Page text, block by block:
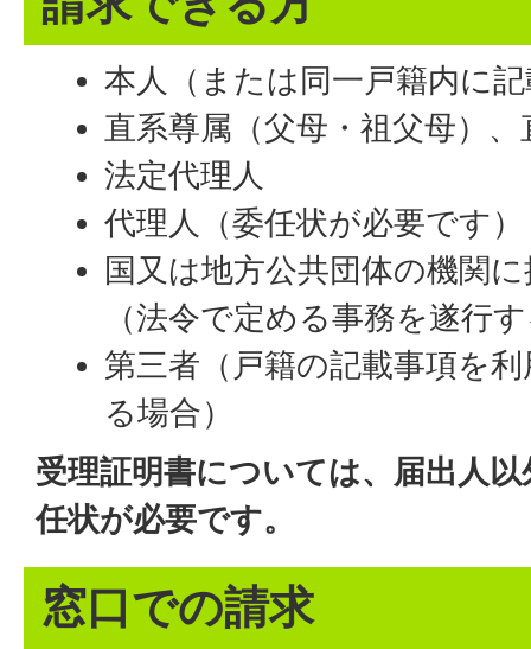
本人（または同一戸籍内に
直系尊属（父母・祖父母）
法定代理人
代理人（委任状が必要です）
国又は地方公共団体の機関
（法令で定める事務を遂行
第三者（戸籍の記載事項を
る場合）
受理証明書については、届出人
任状が必要です。
窓口での請求